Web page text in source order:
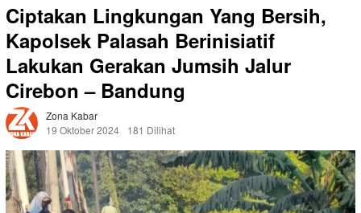
Ciptakan Lingkungan Yang Bersih,
Kapolsek Palasah Berinisiatif
Lakukan Gerakan Jumsih Jalur
Cirebon – Bandung
Zona Kabar
19 Oktober 2024
181 Dilihat